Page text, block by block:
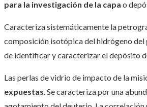
para la investigación de la capa o
Caracteriza sistemáticamente la
composición isotópica del hidrógeno del
de identificar y caracterizar el depósito
Las perlas de vidrio de impacto de la
expuestas. Se caracteriza por una